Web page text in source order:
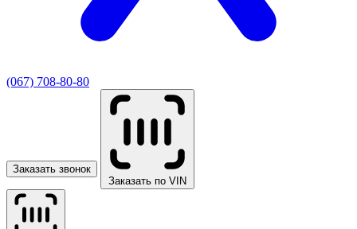
(067) 708-80-80
Заказать звонок
Заказать по VIN